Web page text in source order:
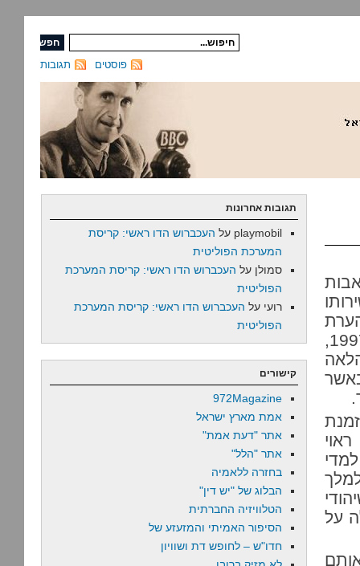
תגובות פוסטים
על
תגובות אחרונות
playmobil על העכברוש הדו ראשי: קריסת
המערכת הפוליטית
סמולן על העכברוש הדו ראשי: קריסת המערכת
הפוליטית
רועי על העכברוש הדו ראשי: קריסת המערכת
הפוליטית
קישורים
972Magazine
אמת מארץ ישראל
אתר "דעת אמת"
אתר "הלל"
בחזרה ללאמיה
הבלוג של "יש דין"
הטלוויזיה החברתית
הסיפור האמיתי והמזעזע של
חדו"ש – לחופש דת ושוויון